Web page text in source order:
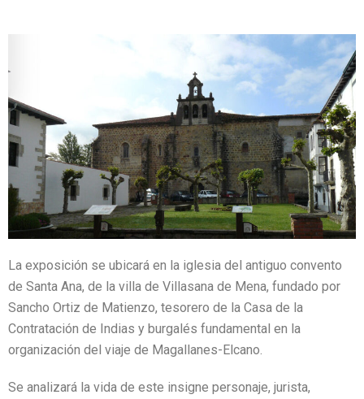
La exposición se ubicará en la iglesia del antiguo convento
de Santa Ana, de la villa de Villasana de Mena, fundado por
Sancho Ortiz de Matienzo, tesorero de la Casa de la
Contratación de Indias y burgalés fundamental en la
organización del viaje de Magallanes-Elcano.
Se analizará la vida de este insigne personaje, jurista,